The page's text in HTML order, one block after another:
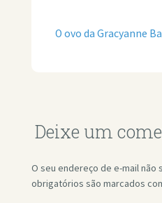
O ovo da Gracyanne
Deixe um
O seu endereço de e-mail não
obrigatórios são marcados